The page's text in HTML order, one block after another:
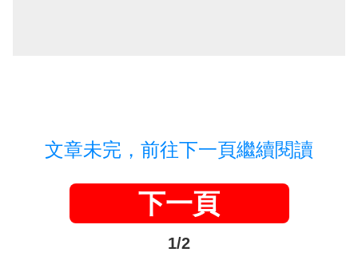
文章未完，前往下一頁繼續閱讀
下一頁
1/2